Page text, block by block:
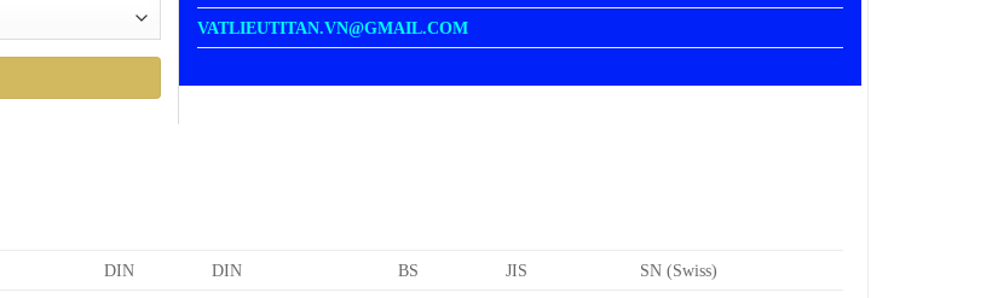
VATLIEUTITAN.VN@GMAIL.COM
DIN DIN BS JIS SN (Swiss)